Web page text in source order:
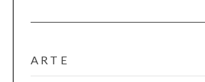
ARTE